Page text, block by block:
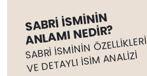
SABRI İSMININ
ANLAMI NEDIR?
SABRI İSMININ ÖZELLIKLERI
VE DETAYLI İSIM ANALIZI